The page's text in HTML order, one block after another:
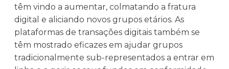
têm vindo a aumentar, colmatando a fratura
digital e aliciando novos grupos etários. As
plataformas de transações digitais também se
têm mostrado eficazes em ajudar grupos
tradicionalmente sub-representados a entrar em